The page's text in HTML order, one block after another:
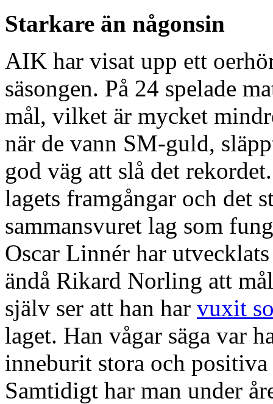
Starkare än någonsin
AIK har visat upp ett
säsongen. På 24 spelade
mål, vilket är mycket
när de vann SM-guld,
god väg att slå det
lagets framgångar och det
sammansvuret lag som
Oscar Linnér har
ändå Rikard Norling att
själv ser att han har vuxit
laget. Han vågar säga var
inneburit stora och
Samtidigt har man under